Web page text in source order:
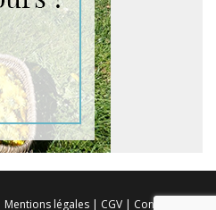
Mentions légales| CGV| Conception